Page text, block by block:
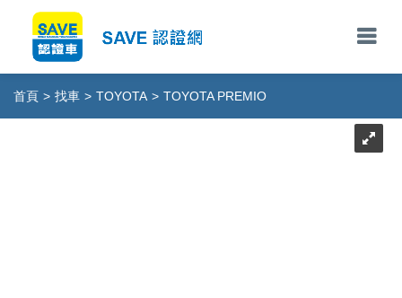
首頁 > 找車 > TOYOTA > TOYOTA PREMIO